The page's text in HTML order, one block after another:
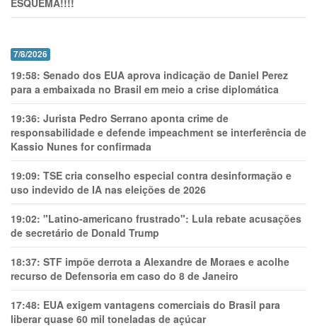
7/8/2026
19:58: Senado dos EUA aprova indicação de Daniel Perez
para a embaixada no Brasil em meio a crise diplomática
19:36: Jurista Pedro Serrano aponta crime de
responsabilidade e defende impeachment se interferência de
Kassio Nunes for confirmada
19:09: TSE cria conselho especial contra desinformação e
uso indevido de IA nas eleições de 2026
19:02: "Latino-americano frustrado": Lula rebate acusações
de secretário de Donald Trump
18:37: STF impõe derrota a Alexandre de Moraes e acolhe
recurso de Defensoria em caso do 8 de Janeiro
17:48: EUA exigem vantagens comerciais do Brasil para
liberar quase 60 mil toneladas de açúcar